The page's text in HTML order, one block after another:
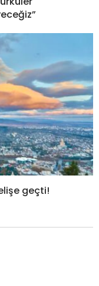
geçti!